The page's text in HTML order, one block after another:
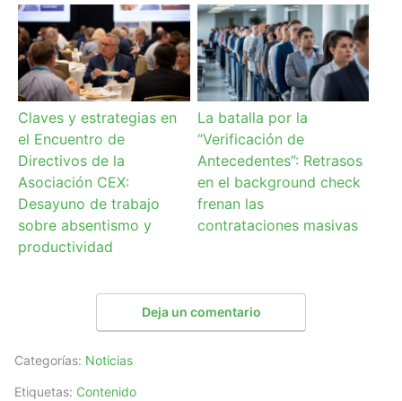
Claves y estrategias en
el Encuentro de
Directivos de la
Asociación CEX:
Desayuno de trabajo
sobre absentismo y
productividad
La batalla por la
“Verificación de
Antecedentes”: Retrasos
en el background check
frenan las
contrataciones masivas
Deja un comentario
Categorías: Noticias
Etiquetas: Contenido